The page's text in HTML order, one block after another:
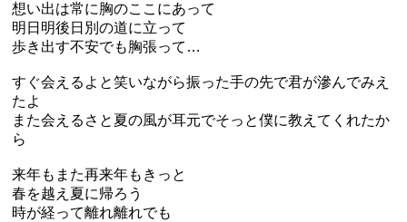
想い出は常に胸のここにあって
明日明後日別の道に立って
歩き出す不安でも胸張って…
すぐ会えるよと笑いながら振った手の先で君が滲んでみえ
たよ
また会えるさと夏の風が耳元でそっと僕に教えてくれたか
ら
来年もまた再来年もきっと
春を越え夏に帰ろう
時が経って離れ離れでも